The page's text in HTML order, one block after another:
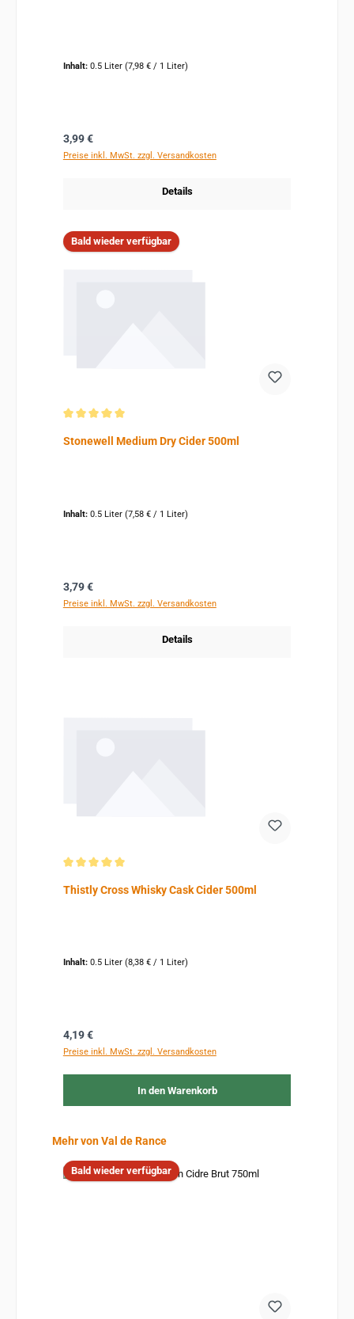
Inhalt: 0.5 Liter (7,98 € / 1 Liter)
Regulärer Preis:
3,99 €
Preise inkl. MwSt. zzgl. Versandkosten
Details
Bald wieder verfügbar
Stonewell Medium Dry Cider 500ml
Inhalt: 0.5 Liter (7,58 € / 1 Liter)
Regulärer Preis:
3,79 €
Preise inkl. MwSt. zzgl. Versandkosten
Details
Thistly Cross Whisky Cask Cider 500ml
Inhalt: 0.5 Liter (8,38 € / 1 Liter)
Regulärer Preis:
4,19 €
Preise inkl. MwSt. zzgl. Versandkosten
In den Warenkorb
Produktgalerie überspringen
Mehr von Val de Rance
Bald wieder verfügbar